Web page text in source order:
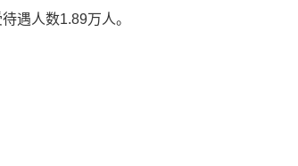
遇人数1.89万人。